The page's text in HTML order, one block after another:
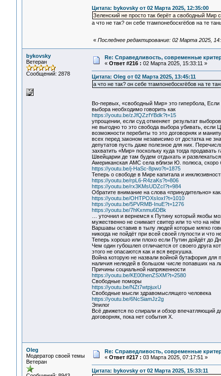
Цитата: bykovsky от 02 Марта 2025, 12:35:00
Зеленский не просто так берёт а свободный Мир
а что не так? он себе тrампонебоскrёбов на те
« Последнее редактирование: 02 Марта 2025,
bykovsky
Ветеран
Сообщений: 2878
Re: Справедливость, современные
« Ответ #216 : 02 Марта 2025, 15:33:11 »
Цитата: Oleg от 02 Марта 2025, 13:45:11
а что не так? он себе тrампонебоскrёбов на те
Во-первых, «свободный Мир» это гипербола,
выбора необходимо говорить как
https://youtu.be/zJfQZzfYBdk?t=15
упрощении, если суд отменяет результат
не выгодно то это свобода выбора убивать, если
возможности перебиты то это договорняк и
всех перед законом независимо от достатка не
депутатов пусть даже полезное для них.
захватить «Мир» поскольку куда тогда
Швейцарии де там будем отдыхать и
Американская АМС села вблизи Ю. полюса, скоро
https://youtu.be/j-HaSc-8pwo?t=1875
Теперь о свободе в Мире капитала и
https://youtu.be/rpL6-R4zaKs?t=806
https://youtu.be/rx3KMsUDZcI?t=984
Обратите внимание на слова «принудительно»
https://youtu.be/OHTPOXsIoxI?t=1010
https://youtu.be/5PVRMB-InuE?t=1276
https://youtu.be/7hKxnmu6DBk
… уточнил и вернемся к Путину который якобы
мужественно не снимает свитер или то что на
Варшавы оставив в тылу людей которые мягко
никогда не пойдёт при всей своей глупости и что
Теперь хорошо или плохо если Путин дойдёт до
Чем один губошлеп отличается от своего друга
этого не опасаются как и вся верхушка.
Война которую не назвали войной бутафория для
наличия нелюдей в большом числе попавших на
Причины социальной напряженности
https://youtu.be/KE00henZSXM?t=2580
Свободные поморы
https://youtu.be/NZt7wtpjuxU
Свободные мысли здравомыслящего человека
https://youtu.be/6NcSiamJz2g
Эпилог
Всё движется по спирали и обзор впечатляющий
договорняк, пока нет события Х.
Oleg
Модератор своей темы
Ветеран
Re: Справедливость, современные
« Ответ #217 : 03 Марта 2025, 07:17:51 »
Цитата: bykovsky от 02 Марта 2025, 15:33:11